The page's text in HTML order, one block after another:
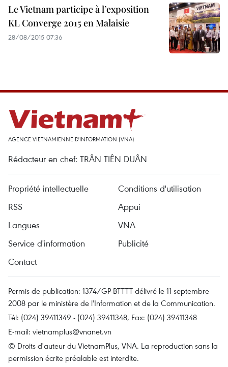
Le Vietnam participe à l’exposition
KL Converge 2015 en Malaisie
28/08/2015 07:36
AGENCE VIETNAMIENNE D'INFORMATION (VNA)
Rédacteur en chef: TRÂN TIÊN DUÂN
Propriété intellectuelle
Conditions d'utilisation
RSS
Appui
Langues
VNA
Service d'information
Publicité
Contact
Permis de publication: 1374/GP-BTTTT délivré le 11 septembre
2008 par le ministère de l'Information et de la Communication.
Tél: (024) 39411349 - (024) 39411348, Fax: (024) 39411348
E-mail: vietnamplus@vnanet.vn
© Droits d'auteur du VietnamPlus, VNA. La reproduction sans la
permission écrite préalable est interdite.